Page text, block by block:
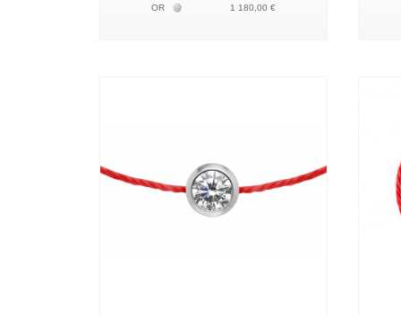
OR Белое золото 18К
1 180,00 €